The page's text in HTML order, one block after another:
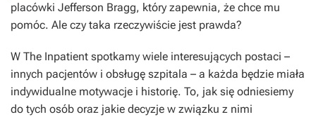
placówki Jefferson Bragg, który zapewnia, że chce mu
pomóc. Ale czy taka rzeczywiście jest prawda?
W The Inpatient spotkamy wiele interesujących postaci –
innych pacjentów i obsługę szpitala – a każda będzie miała
indywidualne motywacje i historię. To, jak się odniesiemy
do tych osób oraz jakie decyzje w związku z nimi